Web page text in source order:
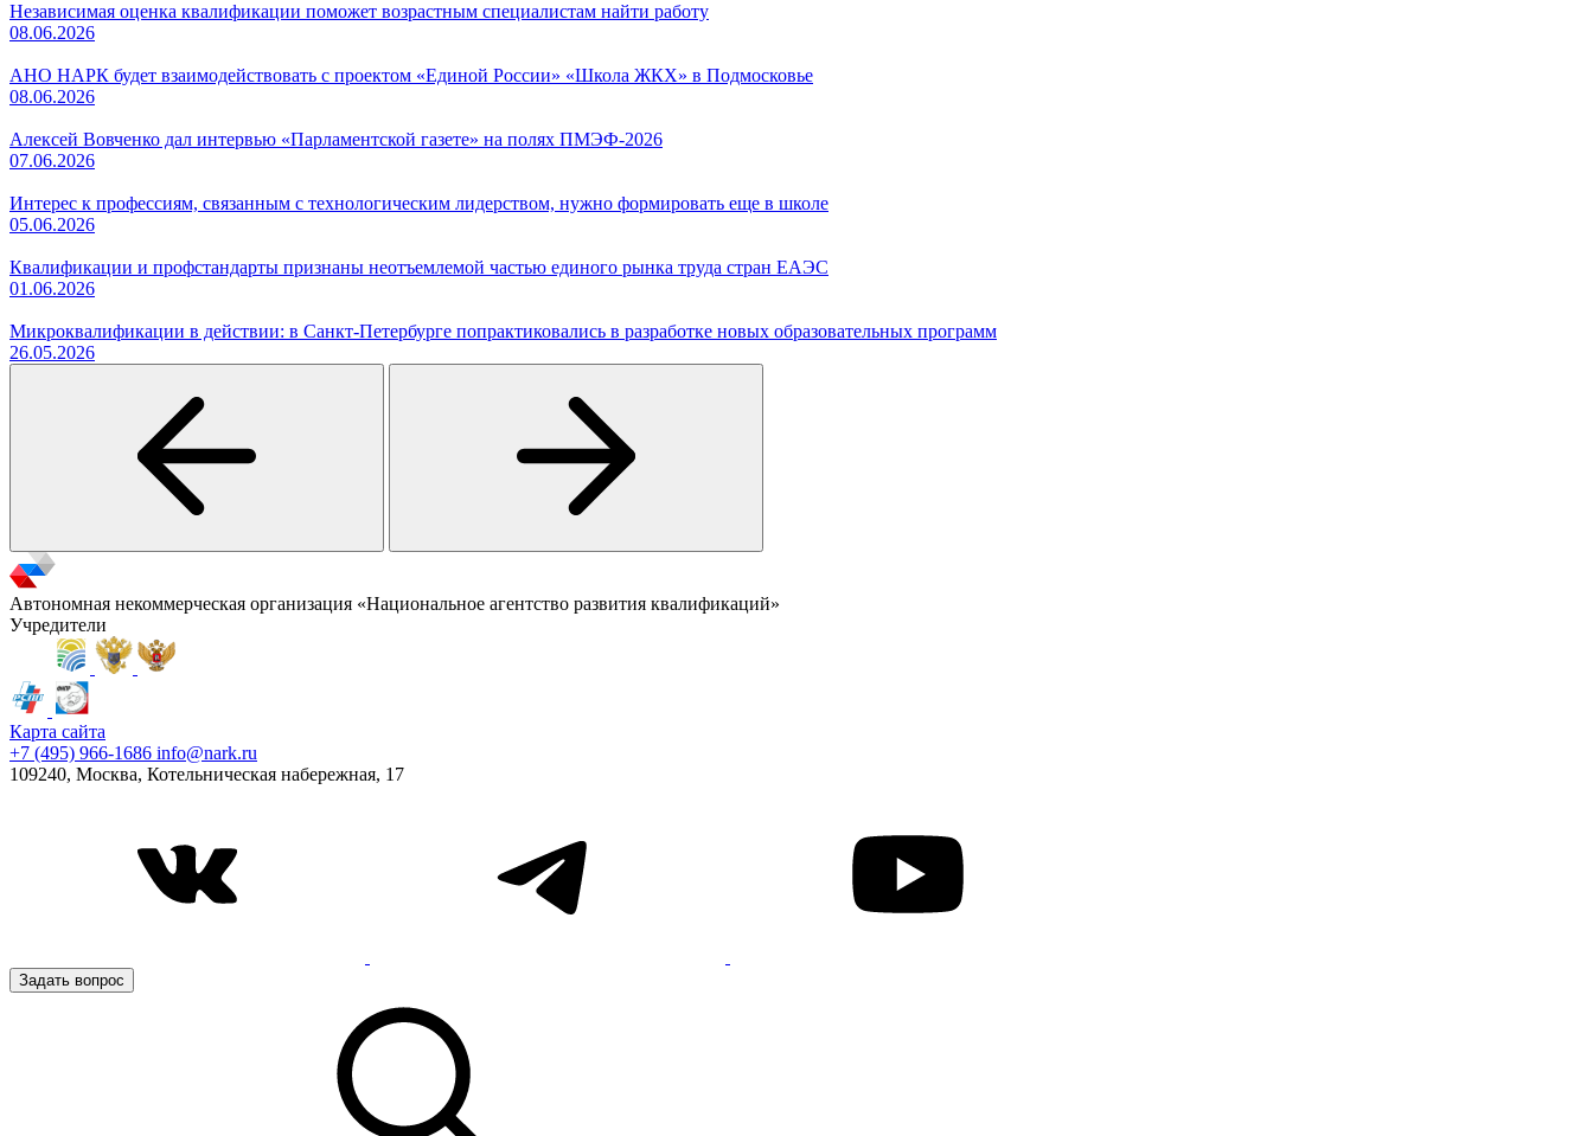
Независимая оценка квалификации поможет возрастным специалистам найти работу
08.06.2026
АНО НАРК будет взаимодействовать с проектом «Единой России» «Школа ЖКХ» в Подмосковье
08.06.2026
Алексей Вовченко дал интервью «Парламентской газете» на полях ПМЭФ-2026
07.06.2026
Интерес к профессиям, связанным с технологическим лидерством, нужно формировать еще в школе
05.06.2026
Квалификации и профстандарты признаны неотъемлемой частью единого рынка труда стран ЕАЭС
01.06.2026
Микроквалификации в действии: в Санкт-Петербурге попрактиковались в разработке новых образовательных программ
26.05.2026
Автономная некоммерческая организация «Национальное агентство развития квалификаций»
Учредители
Карта сайта
+7 (495) 966-1686 info@nark.ru
109240, Москва, Котельническая набережная, 17
Задать вопрос